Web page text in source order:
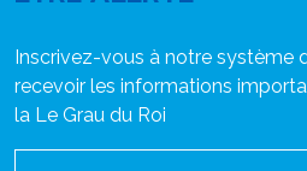
Inscrivez-vous à notre système
recevoir les informations
la Le Grau du Roi